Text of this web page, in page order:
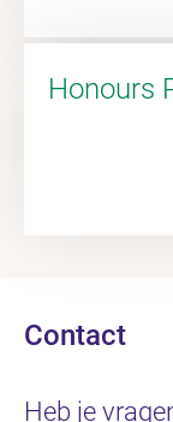
Honours
Contact
Heb je